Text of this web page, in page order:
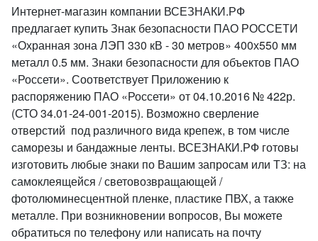
Интернет-магазин компании ВСЕЗНАКИ.РФ
предлагает купить Знак безопасности ПАО РОССЕТИ
«Охранная зона ЛЭП 330 кВ - 30 метров» 400х550 мм
металл 0.5 мм. Знаки безопасности для объектов ПАО
«Россети». Соответствует Приложению к
распоряжению ПАО «Россети» от 04.10.2016 № 422р.
(СТО 34.01-24-001-2015). Возможно сверление
отверстий под различного вида крепеж, в том числе
саморезы и бандажные ленты. ВСЕЗНАКИ.РФ готовы
изготовить любые знаки по Вашим запросам или ТЗ: на
самоклеящейся / световозвращающей /
фотолюминесцентной пленке, пластике ПВХ, а также
металле. При возникновении вопросов, Вы можете
обратиться по телефону или написать на почту